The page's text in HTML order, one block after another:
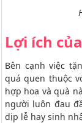
Lợi ích
Bên cạnh việc
quá quen thuộc
hợp hoa và quà
người luôn đau
dịp lễ hay sinh